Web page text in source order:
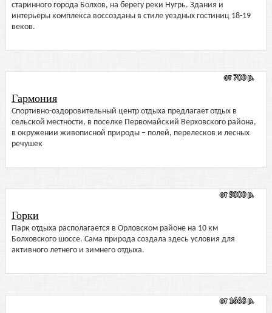
старинного города Болхов, на берегу реки Нугрь. Здания и
интерьеры комплекса воссозданы в стиле уездных гостиниц 18-19
веков.
от 700 р.
Гармония
Спортивно-оздоровительный центр отдыха предлагает отдых в
сельской местности, в поселке Первомайский Верховского района,
в окружении живописной природы – полей, перелесков и лесных
речушек
от 5000 р.
Горки
Парк отдыха располагается в Орловском районе на 10 км
Болховского шоссе. Сама природа создала здесь условия для
активного летнего и зимнего отдыха.
от 1663 р.